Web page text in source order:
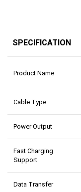
SPECIFICATION
Product Name
Cable Type
Power Output
Fast Charging
Support
Data Transfer